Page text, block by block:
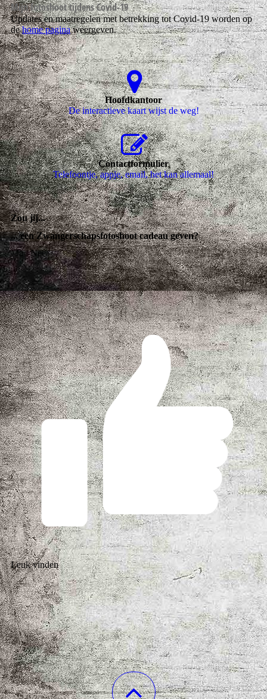
Mijn fotoshoot tijdens Covid-19
Updates en maatregelen met betrekking tot Covid-19 worden op
dehome paginaweergeven.
Hoofdkantoor
De interactieve kaart wijst de weg!
Contactformulier
Telefoontje, appje, email, het kan allemaal!
Zou jij...
... een Zwangerschapsfotoshoot cadeau geven?
Ja
Nee
Leuk vinden